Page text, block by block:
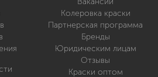
Колеровка краски
Партнерская программа
Бренды
Юридическим лицам
Отзывы
Краски оптом